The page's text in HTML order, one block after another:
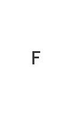
F